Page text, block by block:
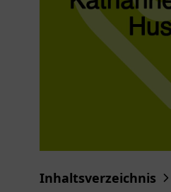
Inhaltsverzeichnis